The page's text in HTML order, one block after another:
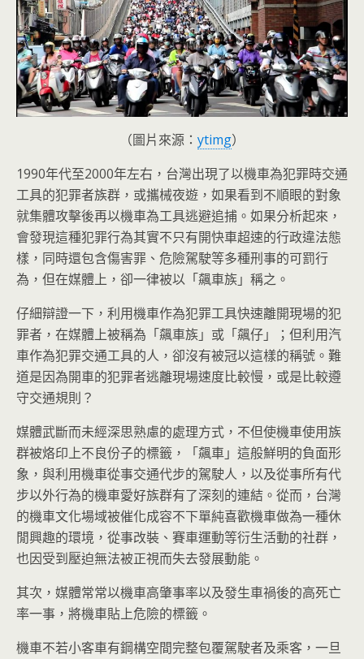
（圖片來源： ytimg）
1990年代至2000年左右，台灣出現了以機車為犯罪時交通
工具的犯罪者族群，或攜械夜遊，如果看到不順眼的對象
就集體攻擊後再以機車為工具逃避追捕。如果分析起來，
會發現這種犯罪行為其實不只有開快車超速的行政違法態
樣，同時還包含傷害罪、危險駕駛等多種刑事的可罰行
為，但在媒體上，卻一律被以「飆車族」稱之。
仔細辯證一下，利用機車作為犯罪工具快速離開現場的犯
罪者，在媒體上被稱為「飆車族」或「飆仔」；但利用汽
車作為犯罪交通工具的人，卻沒有被冠以這樣的稱號。難
道是因為開車的犯罪者逃離現場速度比較慢，或是比較遵
守交通規則？
媒體武斷而未經深思熟慮的處理方式，不但使機車使用族
群被烙印上不良份子的標籤，「飆車」這般鮮明的負面形
象，與利用機車從事交通代步的駕駛人，以及從事所有代
步以外行為的機車愛好族群有了深刻的連結。從而，台灣
的機車文化場域被催化成容不下單純喜歡機車做為一種休
閒興趣的環境，從事改裝、賽車運動等衍生活動的社群，
也因受到壓迫無法被正視而失去發展動能。
其次，媒體常常以機車高肇事率以及發生車禍後的高死亡
率一事，將機車貼上危險的標籤。
機車不若小客車有鋼構空間完整包覆駕駛者及乘客，一旦